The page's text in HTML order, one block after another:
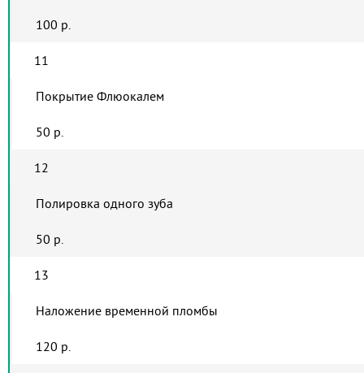
100 р.
11
Покрытие Флюокалем
50 р.
12
Полировка одного зуба
50 р.
13
Наложение временной пломбы
120 р.